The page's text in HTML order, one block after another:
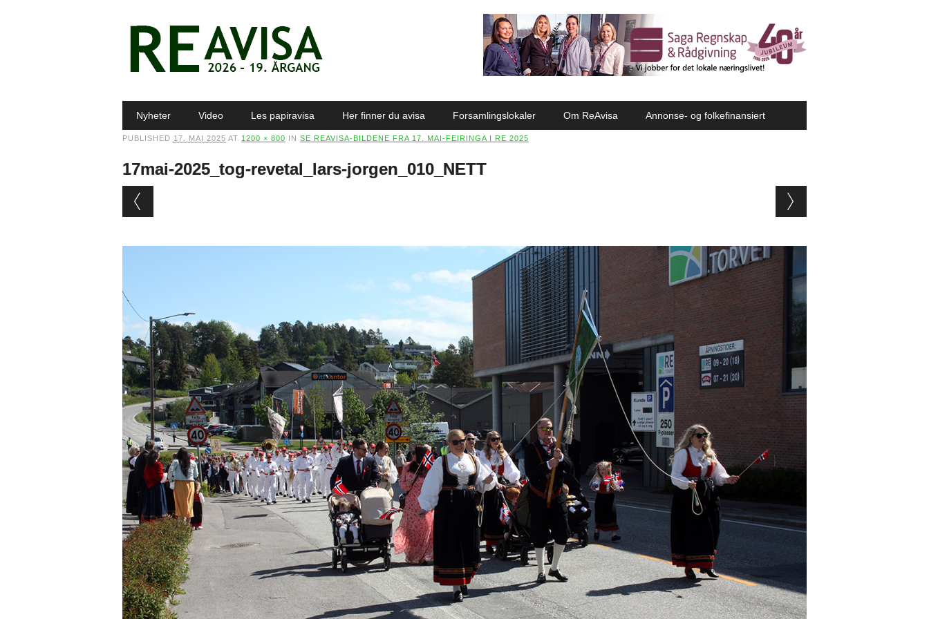
Main menu
Nyheter Video Les papiravisa Her finner du avisa Forsamlingslokaler Om ReAvisa Annonse- og folkefinansiert
PUBLISHED 17. MAI 2025 AT 1200 × 800 IN SE REAVISA-BILDENE FRA 17. MAI-FEIRINGA I RE 2025
17mai-2025_tog-revetal_lars-jorgen_010_NETT